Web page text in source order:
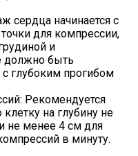
сердца начинается с
для компрессии,
и
должно быть
глубоким прогибом
Рекомендуется
на глубину не
не менее 4 см для
в минуту.